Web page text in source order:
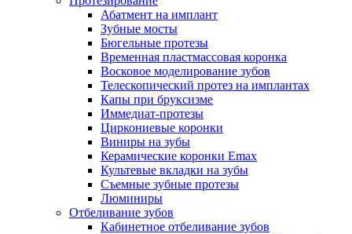
Абатмент на имплант
Зубные мосты
Бюгельные протезы
Временная пластмассовая коронка
Восковое моделирование зубов
Телескопический протез на имплантах
Капы при бруксизме
Иммедиат-протезы
Циркониевые коронки
Виниры на зубы
Керамические коронки Emax
Культевые вкладки на зубы
Съемные зубные протезы
Люминиры
Отбеливание зубов
Кабинетное отбеливание зубов